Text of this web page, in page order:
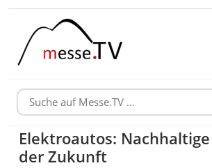
Elektroautos:
der Zukunft